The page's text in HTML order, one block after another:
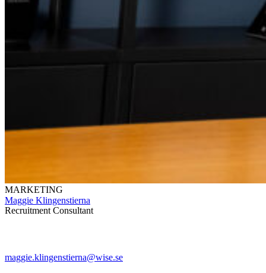
MARKETING
Maggie Klingenstierna
Recruitment Consultant
maggie.klingenstierna@wise.se